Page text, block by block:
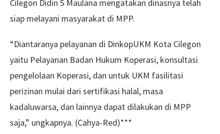
Cilegon Didin S Maulana mengatakan dinasnya telah
siap melayani masyarakat di MPP.
“Diantaranya pelayanan di DinkopUKM Kota Cilegon
yaitu Pelayanan Badan Hukum Koperasi, konsultasi
pengelolaan Koperasi, dan untuk UKM fasilitasi
perizinan mulai dari sertifikasi halal, masa
kadaluwarsa, dan lainnya dapat dilakukan di MPP
saja,” ungkapnya. (Cahya-Red)***